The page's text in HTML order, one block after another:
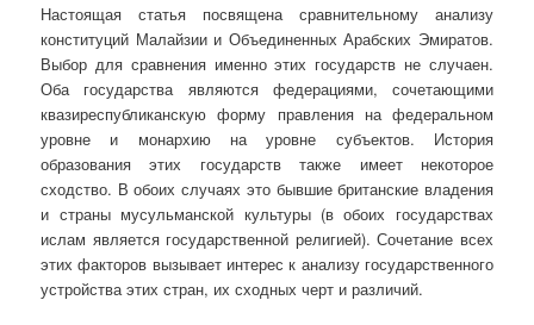
Настоящая статья посвящена сравнительному анализу
конституций Малайзии и Объединенных Арабских Эмиратов.
Выбор для сравнения именно этих государств не случаен.
Оба государства являются федерациями, сочетающими
квазиреспубликанскую форму правления на федеральном
уровне и монархию на уровне субъектов. История
образования этих государств также имеет некоторое
сходство. В обоих случаях это бывшие британские владения
и страны мусульманской культуры (в обоих государствах
ислам является государственной религией). Сочетание всех
этих факторов вызывает интерес к анализу государственного
устройства этих стран, их сходных черт и различий.